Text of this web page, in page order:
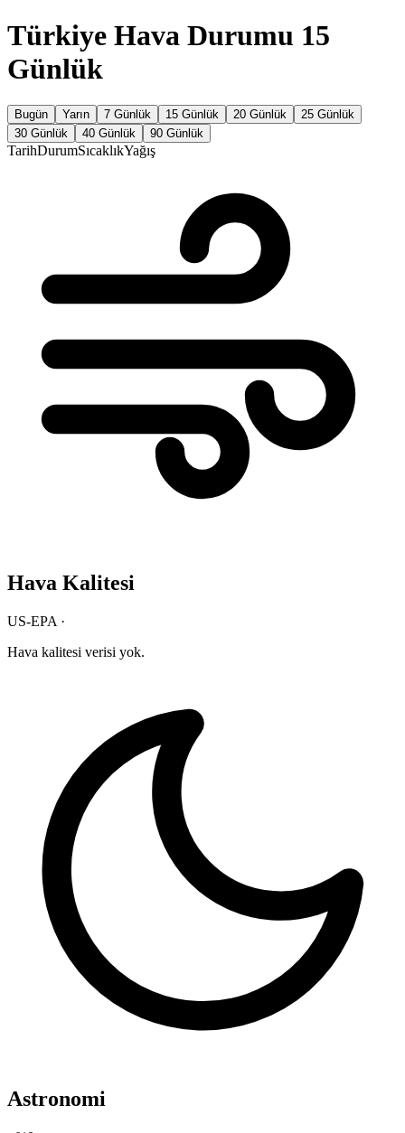
Türkiye Hava Durumu 15
Günlük
Bugün Yarın 7 Günlük 15 Günlük 20 Günlük
25 Günlük
30 Günlük
40 Günlük 90 Günlük
TarihDurumSıcaklıkYağış
Hava Kalitesi
US-EPA ·
Hava kalitesi verisi yok.
Astronomi